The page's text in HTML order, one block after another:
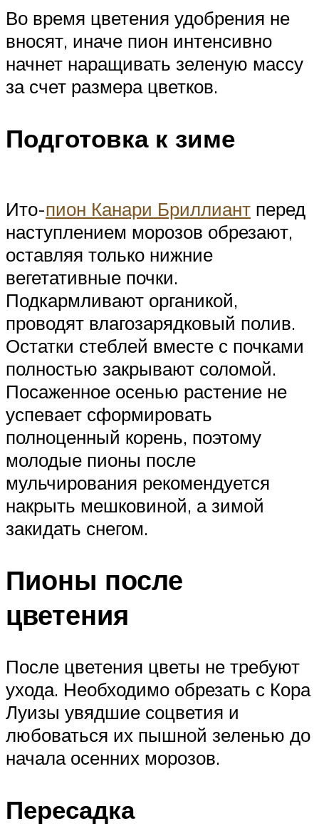
Во время цветения удобрения не
вносят, иначе пион интенсивно
начнет наращивать зеленую массу
за счет размера цветков.
Подготовка к зиме
Ито-пион Канари Бриллиант перед
наступлением морозов обрезают,
оставляя только нижние
вегетативные почки.
Подкармливают органикой,
проводят влагозарядковый полив.
Остатки стеблей вместе с почками
полностью закрывают соломой.
Посаженное осенью растение не
успевает сформировать
полноценный корень, поэтому
молодые пионы после
мульчирования рекомендуется
накрыть мешковиной, а зимой
закидать снегом.
Пионы после
цветения
После цветения цветы не требуют
ухода. Необходимо обрезать с Кора
Луизы увядшие соцветия и
любоваться их пышной зеленью до
начала осенних морозов.
Пересадка